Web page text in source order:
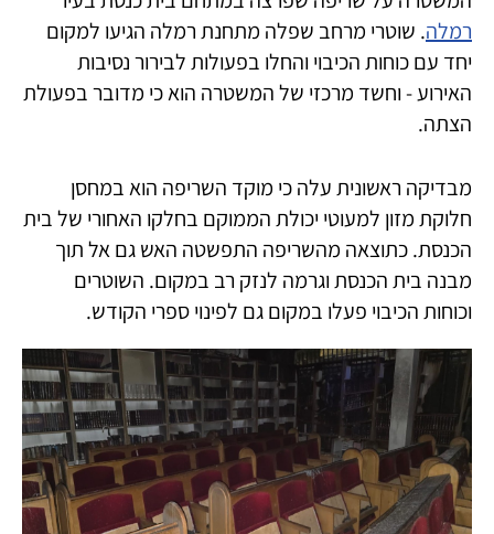
רמלה. שוטרי מרחב שפלה מתחנת רמלה הגיעו למקום
יחד עם כוחות הכיבוי והחלו בפעולות לבירור נסיבות
האירוע - וחשד מרכזי של המשטרה הוא כי מדובר בפעולת
הצתה.
מבדיקה ראשונית עלה כי מוקד השריפה הוא במחסן
חלוקת מזון למעוטי יכולת הממוקם בחלקו האחורי של בית
הכנסת. כתוצאה מהשריפה התפשטה האש גם אל תוך
מבנה בית הכנסת וגרמה לנזק רב במקום. השוטרים
וכוחות הכיבוי פעלו במקום גם לפינוי ספרי הקודש.